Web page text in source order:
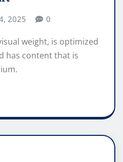
2025 0
weight, is optimized
has content that is